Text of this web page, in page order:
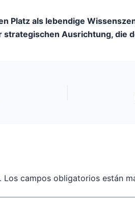
Platz als lebendige
strategischen Ausrichtung, die
Los campos obligatorios están